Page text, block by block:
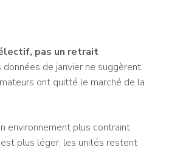
pas un retrait
données de janvier ne suggèrent
ont quitté le marché de la
environnement plus contraint
plus léger, les unités restent